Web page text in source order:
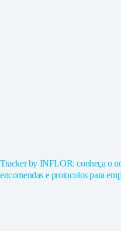
Tracker by INFLOR: conheça o
encomendas e protocolos para